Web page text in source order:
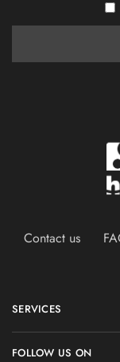
Contact us
SERVICES
FOLLOW US ON